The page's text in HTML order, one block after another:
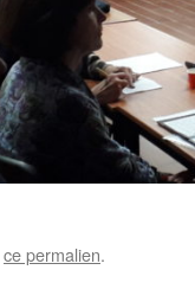
ce permalien.